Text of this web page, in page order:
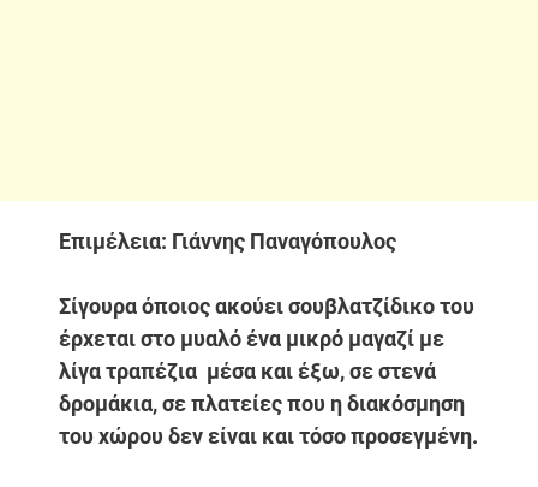
Επιμέλεια: Γιάννης Παναγόπουλος
Σίγουρα όποιος ακούει σουβλατζίδικο του
έρχεται στο μυαλό ένα μικρό μαγαζί με
λίγα τραπέζια μέσα και έξω, σε στενά
δρομάκια, σε πλατείες που η διακόσμηση
του χώρου δεν είναι και τόσο προσεγμένη.